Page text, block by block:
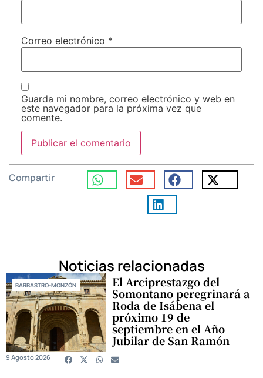
Correo electrónico *
Guarda mi nombre, correo electrónico y web en
este navegador para la próxima vez que
comente.
Compartir
Noticias relacionadas
BARBASTRO-MONZÓN El Arciprestazgo del
Somontano peregrinará a
Roda de Isábena el
próximo 19 de
septiembre en el Año
Jubilar de San Ramón
9 Agosto 2026